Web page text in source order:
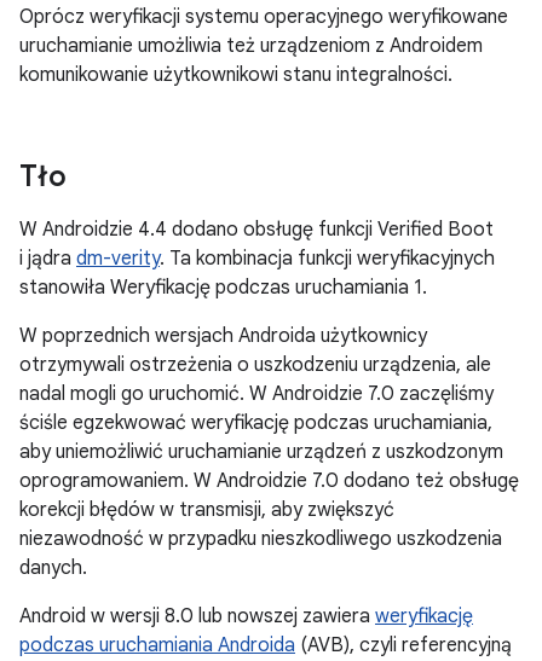
Oprócz weryfikacji systemu operacyjnego weryfikowane
uruchamianie umożliwia też urządzeniom z Androidem
komunikowanie użytkownikowi stanu integralności.
Tło
W Androidzie 4.4 dodano obsługę funkcji Verified Boot
i jądra dm-verity. Ta kombinacja funkcji weryfikacyjnych
stanowiła Weryfikację podczas uruchamiania 1.
W poprzednich wersjach Androida użytkownicy
otrzymywali ostrzeżenia o uszkodzeniu urządzenia, ale
nadal mogli go uruchomić. W Androidzie 7.0 zaczęliśmy
ściśle egzekwować weryfikację podczas uruchamiania,
aby uniemożliwić uruchamianie urządzeń z uszkodzonym
oprogramowaniem. W Androidzie 7.0 dodano też obsługę
korekcji błędów w transmisji, aby zwiększyć
niezawodność w przypadku nieszkodliwego uszkodzenia
danych.
Android w wersji 8.0 lub nowszej zawiera weryfikację
podczas uruchamiania Androida (AVB), czyli referencyjną